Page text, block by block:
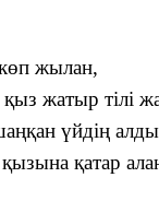
жылан,
жатыр тілі
үйдің
қатар